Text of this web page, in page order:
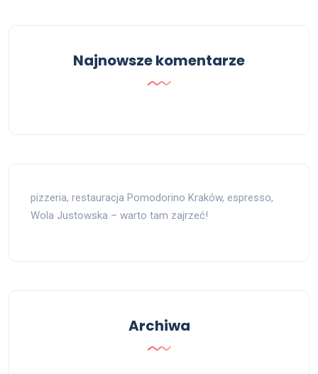
Najnowsze komentarze
pizzeria, restauracja Pomodorino Kraków, espresso,
Wola Justowska – warto tam zajrzeć!
Archiwa